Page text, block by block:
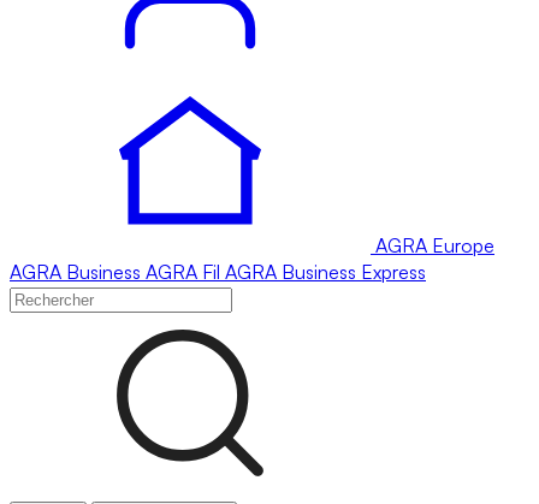
AGRA Europe
AGRA Business AGRA Fil AGRA Business Express